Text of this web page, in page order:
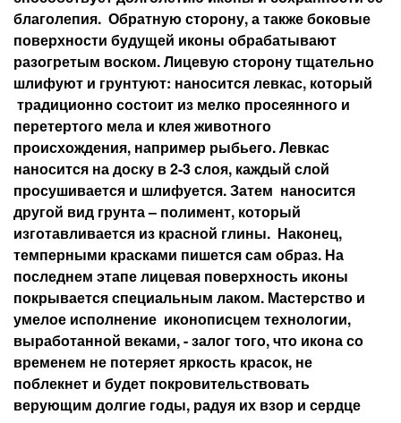
благолепия. Обратную сторону, а также боковые
поверхности будущей иконы обрабатывают
разогретым воском. Лицевую сторону тщательно
шлифуют и грунтуют: наносится левкас, который
традиционно состоит из мелко просеянного и
перетертого мела и клея животного
происхождения, например рыбьего. Левкас
наносится на доску в 2-3 слоя, каждый слой
просушивается и шлифуется. Затем наносится
другой вид грунта – полимент, который
изготавливается из красной глины. Наконец,
темперными красками пишется сам образ. На
последнем этапе лицевая поверхность иконы
покрывается специальным лаком. Мастерство и
умелое исполнение иконописцем технологии,
выработанной веками, - залог того, что икона со
временем не потеряет яркость красок, не
поблекнет и будет покровительствовать
верующим долгие годы, радуя их взор и сердце